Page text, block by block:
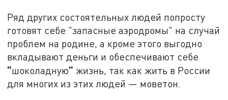
Ряд других состоятельных людей попросту
готовят себе "запасные аэродромы" на случай
проблем на родине, а кроме этого выгодно
вкладывают деньги и обеспечивают себе
"шоколадную" жизнь, так как жить в России
для многих из этих людей — моветон.